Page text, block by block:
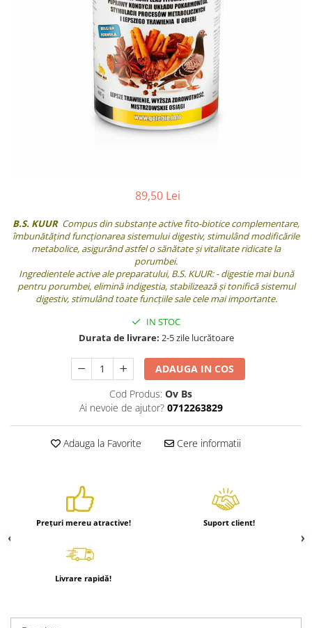
89,50 Lei
B.S. KUURCompus din substanțe active fito-biotice complementare,
îmbunătățind funcționarea sistemului digestiv, stimulând modificările
metabolice, asigurând astfel o sănătate și vitalitate ridicate la
porumbei.
Ingredientele active ale preparatului, B.S. KUUR: - digestie mai bună
pentru porumbei, elimină indigestia, stabilizează și tonifică sistemul
digestiv, stimulând toate funcțiile sale cele mai importante.
IN STOC
Durata de livrare: 2-5 zile lucrătoare
ADAUGA IN COS
Cod Produs: Ov Bs
Ai nevoie de ajutor? 0712263829
Adauga la Favorite Cere informatii
Prețuri mereu atractive! Suport client!
Livrare rapidă!